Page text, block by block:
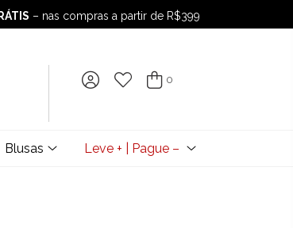
– nas compras a partir de R$399
– nas compras a partir de R$399
0
Blusas Leve + | Pague –